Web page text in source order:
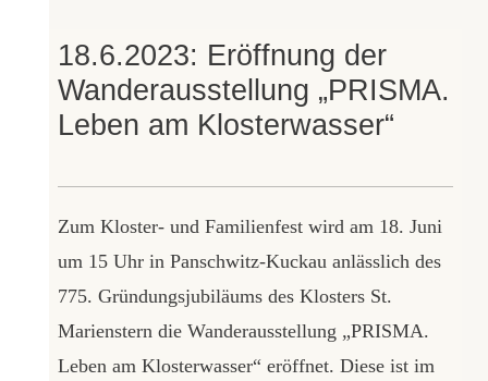
18.6.2023: Eröffnung der
Wanderausstellung „PRISMA.
Leben am Klosterwasser“
Zum Kloster- und Familienfest wird am 18. Juni
um 15 Uhr in Panschwitz-Kuckau anlässlich des
775. Gründungsjubiläums des Klosters St.
Marienstern die Wanderausstellung „PRISMA.
Leben am Klosterwasser“ eröffnet. Diese ist im